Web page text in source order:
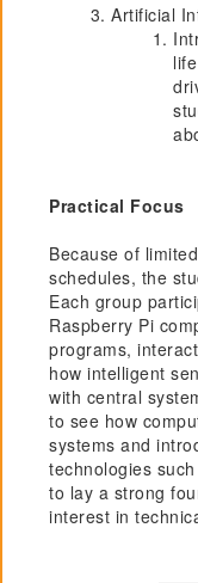
Artificial
Practical Focus
Because of
schedules, the
Each group
Raspberry Pi
programs,
how intelligent
with central
to see how
systems and
technologies
to lay a strong
interest in